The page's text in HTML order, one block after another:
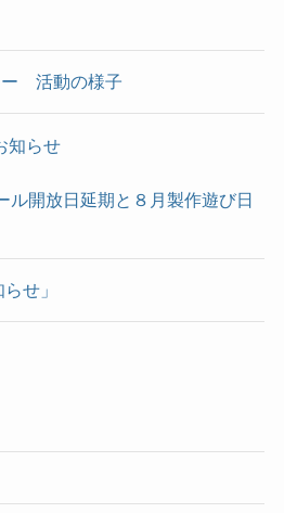
活動の様子
知らせ
開放日延期と８月製作遊び日
せ」